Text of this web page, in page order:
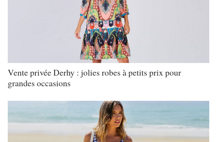
Vente privée Derhy : jolies robes à petits prix pour
grandes occasions